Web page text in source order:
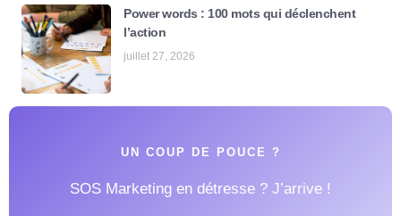
Power words : 100 mots qui déclenchent
l’action
juillet 27, 2026
UN COUP DE POUCE ?
SOS Marketing en détresse ? J’arrive !